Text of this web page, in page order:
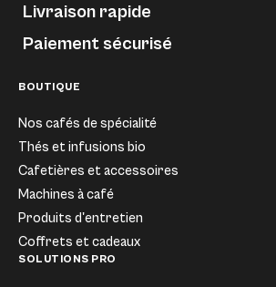
Livraison rapide
Paiement sécurisé
BOUTIQUE
Nos cafés de spécialité
Thés et infusions bio
Cafetières et accessoires
Machines à café
Produits d'entretien
Coffrets et cadeaux
SOLUTIONS PRO